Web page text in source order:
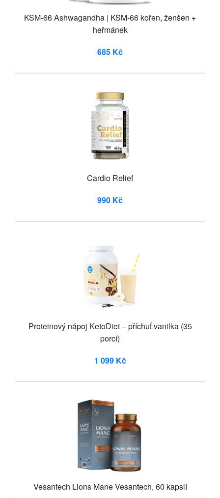
KSM-66 Ashwagandha | KSM-66 kořen, ženšen +
heřmánek
685 Kč
Cardio Relief
990 Kč
Proteinový nápoj KetoDiet – příchuť vanilka (35
porcí)
1 099 Kč
Vesantech Lions Mane Vesantech, 60 kapslí